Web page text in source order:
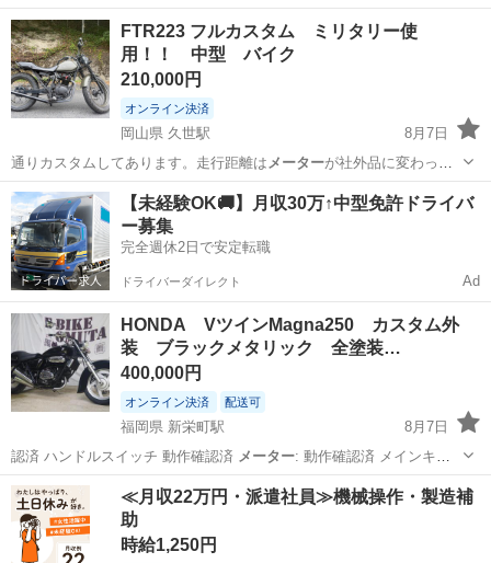
ケーブル、ブレーキ…
福岡 福岡市
FTR223 フルカスタム ミリタリー使
用！！ 中型 バイク
210,000円
オンライン決済
岡山県 久世駅
8月7日
通りカスタムしてあります。走行距離はメーターが社外品に変わって
あるので不明とさせ…
岡山 真庭市 久世駅 ホンダ
【未経験OK🚚】月収30万↑中型免許ドライバ
ー募集
完全週休2日で安定転職
ドライバーダイレクト Ad
HONDA VツインMagna250 カスタム外
装 ブラックメタリック 全塗装…
400,000円
オンライン決済 配送可
福岡県 新栄町駅
8月7日
認済 ハンドルスイッチ 動作確認済 メーター: 動作確認済 メインキ
ー、ハンドル…
福岡 大牟田市 新栄町駅 ホンダ エンジン
≪月収22万円・派遣社員≫機械操作・製造補
助
時給1,250円